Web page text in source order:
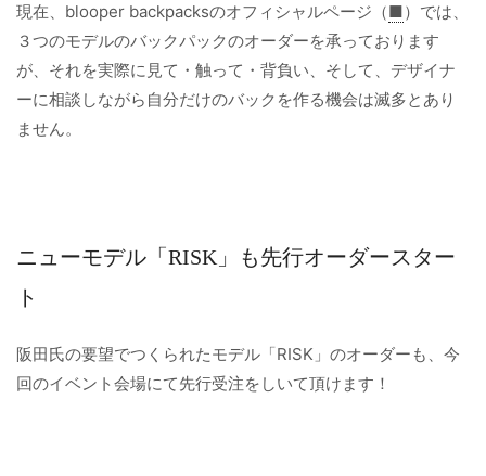
現在、blooper backpacksのオフィシャルページ（■）では、
３つのモデルのバックパックのオーダーを承っております
が、それを実際に見て・触って・背負い、そして、デザイナ
ーに相談しながら自分だけのバックを作る機会は滅多とあり
ません。
ニューモデル「RISK」も先行オーダースター
ト
阪田氏の要望でつくられたモデル「RISK」のオーダーも、今
回のイベント会場にて先行受注をしいて頂けます！